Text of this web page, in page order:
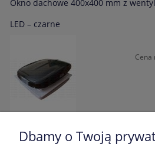
Okno dachowe 400x400 mm z
LED – czarne
Cena
Dbamy o Twoją